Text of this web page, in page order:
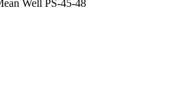
Well PS-45-48